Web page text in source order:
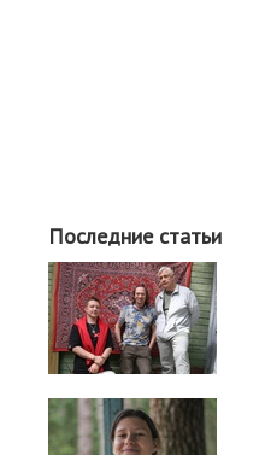
Последние статьи